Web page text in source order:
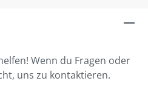
Wenn du Fragen oder
uns zu kontaktieren.